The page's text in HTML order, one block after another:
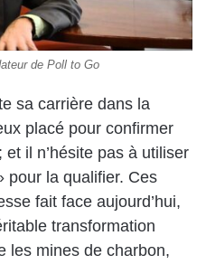
de Poll to Go
sa carrière dans la
placé pour confirmer
il n’hésite pas à utiliser
pour la qualifier. Ces
fait face aujourd’hui,
transformation
les mines de charbon,